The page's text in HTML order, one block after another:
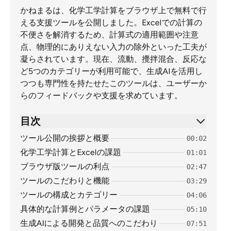
かねまるは、化学工学計算をブラウザ上で無料で行
える支援ツールを公開しました。Excelでの計算の
不便さを解消するため、計算式の適用範囲や注意
点、物理的にありえない入力の除外といった工夫が
凝らされています。現在、流動、攪拌混合、反応な
ど5つのカテゴリーが利用可能で、生成AIを活用し
つつも専門性を持たせたこのツールは、ユーザーか
らのフィードバックや支援を求めています。
目次
ツール公開の挨拶と概要 00:02
化学工学計算とExcelの課題 01:01
ブラウザ版ツールの利点 02:47
ツールのこだわりと機能 03:29
ツールの構成とカテゴリー 04:06
具体的な計算例とパラメータの課題 05:10
生成AIによる開発と品質へのこだわり 07:51